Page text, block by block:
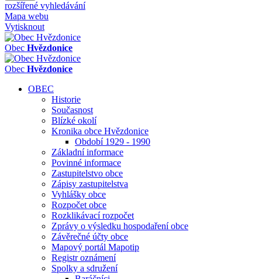
rozšířené vyhledávání
Mapa webu
Vytisknout
Obec Hvězdonice
Obec Hvězdonice
OBEC
Historie
Současnost
Blízké okolí
Kronika obce Hvězdonice
Období 1929 - 1990
Základní informace
Povinné informace
Zastupitelstvo obce
Zápisy zastupitelstva
Vyhlášky obce
Rozpočet obce
Rozklikávací rozpočet
Zprávy o výsledku hospodaření obce
Závěrečné účty obce
Mapový portál Mapotip
Registr oznámení
Spolky a sdružení